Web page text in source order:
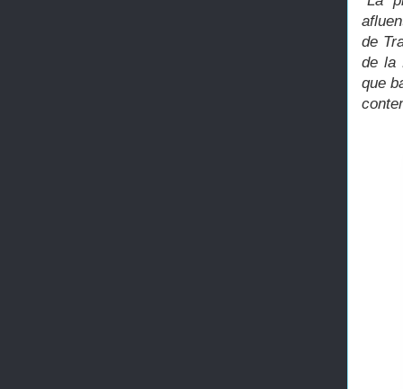
de
de la
que